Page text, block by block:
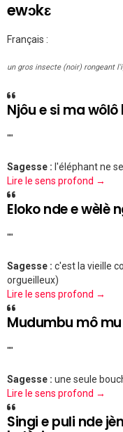
ewɔkɛ
Français :
un gros insecte (noir) rongeant
Njôu e si ma
""
Sagesse : l'éléphant ne
Lire le sens profond →
Eloko nde e wèlè
""
Sagesse : c'est la vieille
orgueilleux)
Lire le sens profond →
Mudumbu mô
""
Sagesse : une seule
Lire le sens profond →
Singi e puli nde